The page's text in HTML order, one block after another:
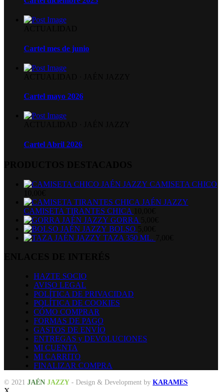
Cartel mes de junio
Cartel mayo 2026
Cartel Abril 2026
CAMISETA CHICO
CAMISETA TIRANTES CHICA
GORRA
BOLSO
TAZA 350 ML.
HAZTE SOCIO
AVISO LEGAL
POLÍTICA DE PRIVACIDAD
POLÍTICA DE COOKIES
CÓMO COMPRAR
FORMAS DE PAGO
GASTOS DE ENVÍO
ENTREGAS y DEVOLUCIONES
MI CUENTA
MI CARRITO
FINALIZAR COMPRA
© 2021 JAÉN JAZZY - Design & Development by KARAMES